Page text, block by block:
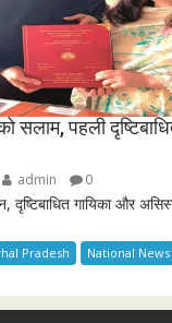
सलाम, पहली
admin 0
गायिका और
Pradesh National News